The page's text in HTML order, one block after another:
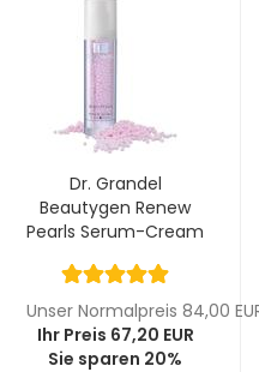
Dr. Grandel
Beautygen Renew
Pearls Serum-Cream
Unser Normalpreis 84,00
Ihr Preis 67,20 EUR
Sie sparen 20%